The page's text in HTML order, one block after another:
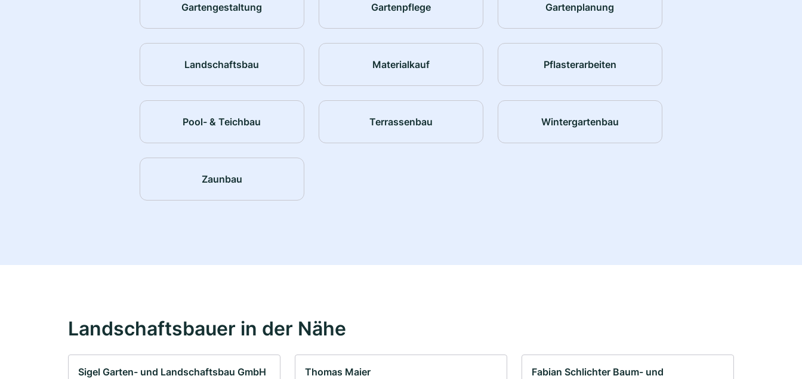
Gartengestaltung Gartenpflege Gartenplanung
Landschaftsbau Materialkauf Pflasterarbeiten
Pool- & Teichbau Terrassenbau Wintergartenbau
Zaunbau
Landschaftsbauer in der Nähe
Sigel Garten- und Landschaftsbau GmbH
Thomas Maier
Fabian Schlichter Baum- und